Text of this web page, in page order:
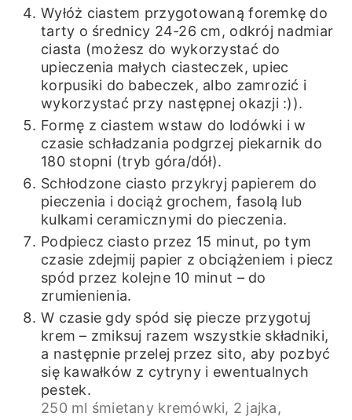
Wyłóż ciastem przygotowaną foremkę do
tarty o średnicy 24-26 cm, odkrój nadmiar
ciasta (możesz do wykorzystać do
upieczenia małych ciasteczek, upiec
korpusiki do babeczek, albo zamrozić i
wykorzystać przy następnej okazji :)).
Formę z ciastem wstaw do lodówki i w
czasie schładzania podgrzej piekarnik do
180 stopni (tryb góra/dół).
Schłodzone ciasto przykryj papierem do
pieczenia i dociąż grochem, fasolą lub
kulkami ceramicznymi do pieczenia.
Podpiecz ciasto przez 15 minut, po tym
czasie zdejmij papier z obciążeniem i piecz
spód przez kolejne 10 minut – do
zrumienienia.
W czasie gdy spód się piecze przygotuj
krem – zmiksuj razem wszystkie składniki,
a następnie przelej przez sito, aby pozbyć
się kawałków z cytryny i ewentualnych
pestek.
250 ml śmietany kremówki, 2 jajka,